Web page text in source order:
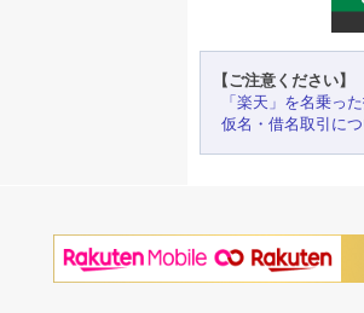
【ご注意ください】
「楽天」を名乗っ
仮名・借名取引に